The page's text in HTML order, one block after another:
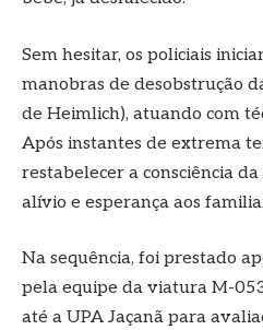
Sem hesitar, os policiais
manobras de desobstrução
de Heimlich), atuando com
Após instantes de extrema
restabelecer a consciência
alívio e esperança aos
Na sequência, foi prestado
pela equipe da viatura M-
até a UPA Jaçanã para